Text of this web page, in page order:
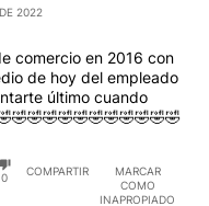
2022
comercio en 2016 con
de hoy del empleado
último cuando
0
COMPARTIR
MARCAR
COMO
INAPROPIADO